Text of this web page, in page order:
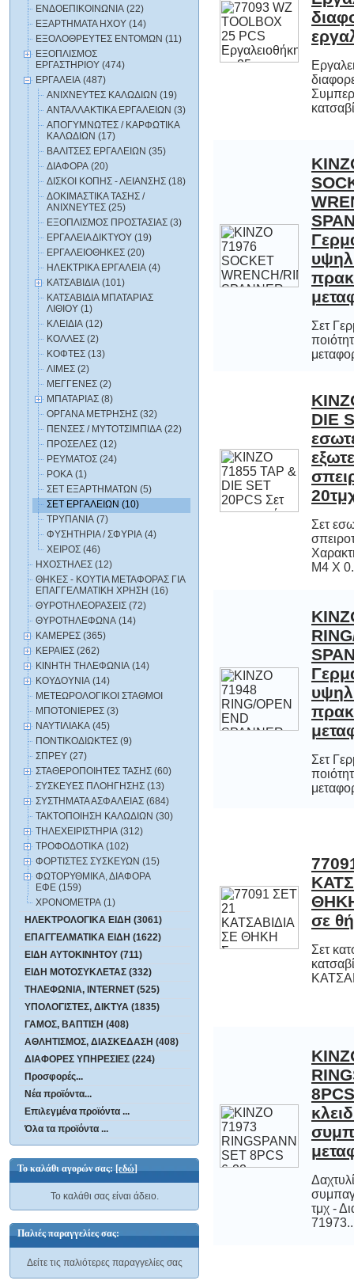
ΕΝΔΟΕΠΙΚΟΙΝΩΝΙΑ (22)
ΕΞΑΡΤΗΜΑΤΑ HXOY (14)
ΕΞΟΛΟΘΡΕΥΤΕΣ ΕΝΤΟΜΩΝ (11)
ΕΞΟΠΛΙΣΜΟΣ
ΕΡΓΑΣΤΗΡΙΟΥ (474)
ΕΡΓΑΛΕΙΑ (487)
ΑΝΙΧΝΕΥΤΕΣ ΚΑΛΩΔΙΩΝ (19)
ΑΝΤΑΛΛΑΚΤΙΚΑ ΕΡΓΑΛΕΙΩΝ (3)
ΑΠΟΓΥΜΝΩΤΕΣ / ΚΑΡΦΩΤΙΚΑ
ΚΑΛΩΔΙΩΝ (17)
ΒΑΛΙΤΣΕΣ ΕΡΓΑΛΕΙΩΝ (35)
ΔΙΑΦΟΡΑ (20)
ΔΙΣΚΟΙ ΚΟΠΗΣ - ΛΕΙΑΝΣΗΣ (18)
ΔΟΚΙΜΑΣΤΙΚΑ ΤΑΣΗΣ /
ΑΝΙΧΝΕΥΤΕΣ (25)
ΕΞΟΠΛΙΣΜΟΣ ΠΡΟΣΤΑΣΙΑΣ (3)
ΕΡΓΑΛΕΙΑ ΔΙΚΤΥΟΥ (19)
ΕΡΓΑΛΕΙΟΘΗΚΕΣ (20)
ΗΛΕΚΤΡΙΚΑ ΕΡΓΑΛΕΙΑ (4)
ΚΑΤΣΑΒΙΔΙΑ (101)
ΚΑΤΣΑΒΙΔΙΑ ΜΠΑΤΑΡΙΑΣ
ΛΙΘΙΟΥ (1)
ΚΛΕΙΔΙΑ (12)
ΚΟΛΛΕΣ (2)
ΚΟΦΤΕΣ (13)
ΛΙΜΕΣ (2)
ΜΕΓΓΕΝΕΣ (2)
ΜΠΑΤΑΡΙΑΣ (8)
ΟΡΓΑΝΑ ΜΕΤΡΗΣΗΣ (32)
ΠΕΝΣΕΣ / ΜΥΤΟΤΣΙΜΠΙΔΑ (22)
ΠΡΟΣΕΛΕΣ (12)
ΡΕΥΜΑΤΟΣ (24)
ΡΟΚΑ (1)
ΣΕΤ ΕΞΑΡΤΗΜΑΤΩΝ (5)
ΣΕΤ ΕΡΓΑΛΕΙΩΝ (10)
ΤΡΥΠΑΝΙΑ (7)
ΦΥΣΗΤΗΡΙΑ / ΣΦΥΡΙΑ (4)
ΧΕΙΡΟΣ (46)
ΗΧΟΣΤΗΛΕΣ (12)
ΘΗΚΕΣ - ΚΟΥΤΙΑ ΜΕΤΑΦΟΡΑΣ ΓΙΑ
ΕΠΑΓΓΕΛΜΑΤΙΚΗ ΧΡΗΣΗ (16)
ΘΥΡΟΤΗΛΕΟΡΑΣΕΙΣ (72)
ΘΥΡΟΤΗΛΕΦΩΝΑ (14)
ΚΑΜΕΡΕΣ (365)
ΚΕΡΑΙΕΣ (262)
ΚΙΝΗΤΗ ΤΗΛΕΦΩΝΙΑ (14)
ΚΟΥΔΟΥΝΙΑ (14)
ΜΕΤΕΩΡΟΛΟΓΙΚΟΙ ΣΤΑΘΜΟΙ
ΜΠΟΤΟΝΙΕΡΕΣ (3)
ΝΑΥΤΙΛΙΑΚΑ (45)
ΠΟΝΤΙΚΟΔΙΩΚΤΕΣ (9)
ΣΠΡΕΥ (27)
ΣΤΑΘΕΡΟΠΟΙΗΤΕΣ ΤΑΣΗΣ (60)
ΣΥΣΚΕΥΕΣ ΠΛΟΗΓΗΣΗΣ (13)
ΣΥΣΤΗΜΑΤΑ ΑΣΦΑΛΕΙΑΣ (684)
ΤΑΚΤΟΠΟΙΗΣΗ ΚΑΛΩΔΙΩΝ (30)
ΤΗΛΕΧΕΙΡΙΣΤΗΡΙΑ (312)
ΤΡΟΦΟΔΟΤΙΚΑ (102)
ΦΟΡΤΙΣΤΕΣ ΣΥΣΚΕΥΩΝ (15)
ΦΩΤΟΡΥΘΜΙΚΑ, ΔΙΑΦΟΡΑ
ΕΦΕ (159)
ΧΡΟΝΟΜΕΤΡΑ (1)
ΗΛΕΚΤΡΟΛΟΓΙΚΑ ΕΙΔΗ (3061)
ΕΠΑΓΓΕΛΜΑΤΙΚΑ ΕΙΔΗ (1622)
ΕΙΔΗ ΑΥΤΟΚΙΝΗΤΟΥ (711)
ΕΙΔΗ ΜΟΤΟΣΥΚΛΕΤΑΣ (332)
ΤΗΛΕΦΩΝΙΑ, INTERNET (525)
ΥΠΟΛΟΓΙΣΤΕΣ, ΔΙΚΤΥΑ (1835)
ΓΑΜΟΣ, ΒΑΠΤΙΣΗ (408)
ΑΘΛΗΤΙΣΜΟΣ, ΔΙΑΣΚΕΔΑΣΗ (408)
ΔΙΑΦΟΡΕΣ ΥΠΗΡΕΣΙΕΣ (224)
Προσφορές...
Νέα προϊόντα...
Επιλεγμένα προϊόντα ...
Όλα τα προϊόντα ...
Το καλάθι αγορών σας:[εδώ]
Το καλάθι σας είναι άδειο.
Παλιές παραγγελίες σας:
Δείτε τις παλιότερες παραγγελίες σας
υψηλής
Σετ
DIE
Σετ
M4 X
RING/
υψηλής
Σετ
ΘΗΚΗ
σε
Σετ
8PCS
συμπαγή
τμχ -